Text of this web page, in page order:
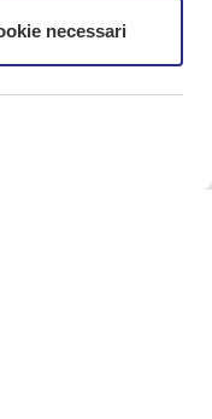
necessari